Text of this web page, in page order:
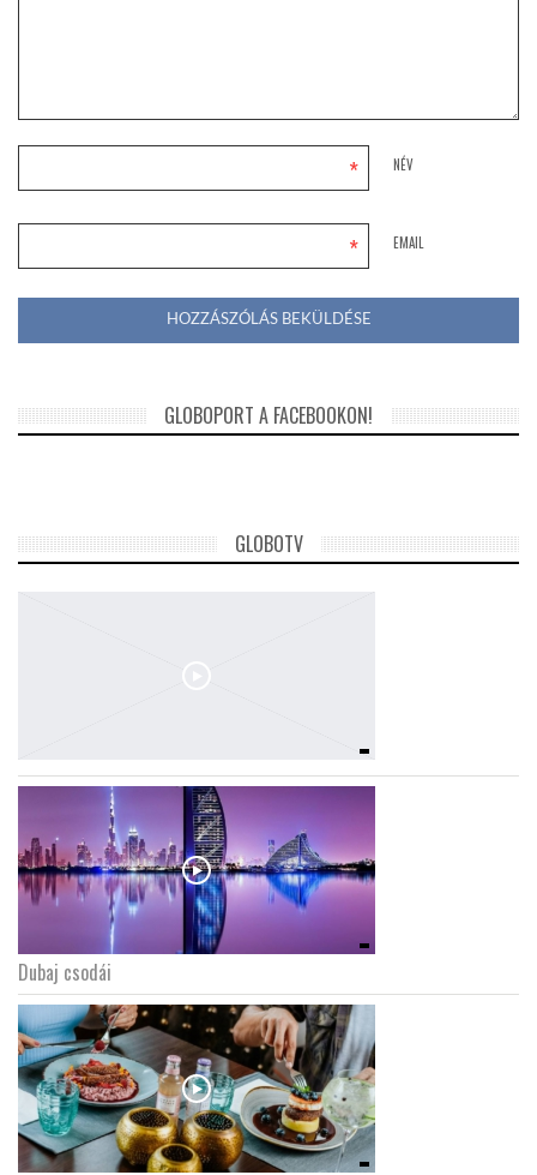
NÉV
*
EMAIL
*
GLOBOPORT A FACEBOOKON!
GLOBOTV
Dubaj csodái